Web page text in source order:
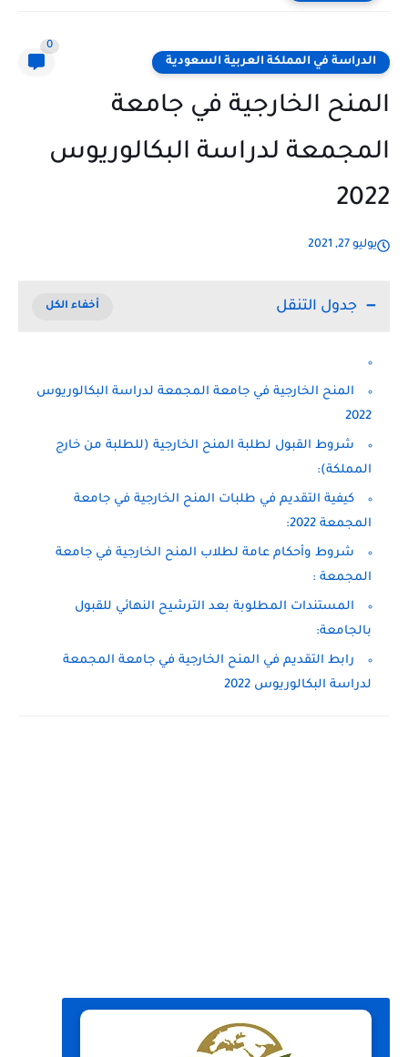
الدراسة في المملكة العربية السعودية
0
المنح الخارجية في جامعة
المجمعة لدراسة البكالوريوس
2022
يوليو 27, 2021
جدول التنقل
المنح الخارجية في جامعة المجمعة لدراسة البكالوريوس
2022
شروط القبول لطلبة المنح الخارجية (للطلبة من خارج
المملكة):
كيفية التقديم في طلبات المنح الخارجية في جامعة
المجمعة 2022:
شروط وأحكام عامة لطلاب المنح الخارجية في جامعة
المجمعة :
المستندات المطلوبة بعد الترشيح النهائي للقبول
بالجامعة:
رابط التقديم في المنح الخارجية في جامعة المجمعة
لدراسة البكالوريوس 2022